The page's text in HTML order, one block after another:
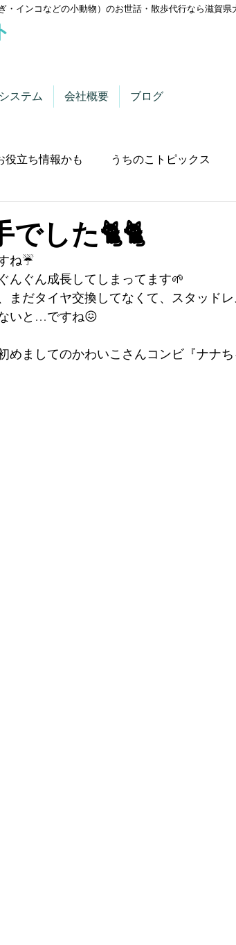
インコなどの小動物）のお世話・散歩代行なら滋賀
ステム 会社概要 ブログ
役立ち情報かも うちのこトピックス
でした🐈🐈
ね☔
んぐん成長してしまってます🌱
まだタイヤ交換してなくて、スタッド
いと…ですね😖
めましてのかわいこさんコンビ『ナナち